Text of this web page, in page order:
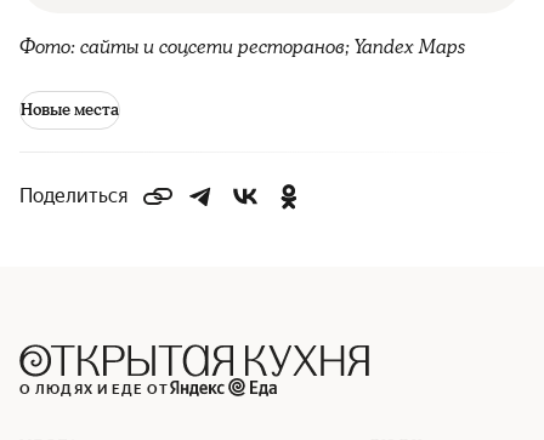
Фото: сайты и соцсети ресторанов; Yandex Maps
Новые места
Поделиться
О ЛЮДЯХ И ЕДЕ ОТ